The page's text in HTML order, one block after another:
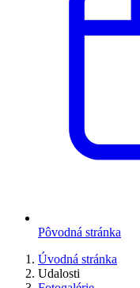
Pôvodná stránka
Úvodná stránka
Udalosti